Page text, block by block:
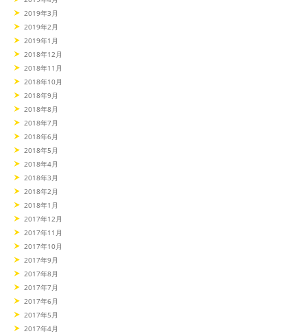
2019年3月
2019年2月
2019年1月
2018年12月
2018年11月
2018年10月
2018年9月
2018年8月
2018年7月
2018年6月
2018年5月
2018年4月
2018年3月
2018年2月
2018年1月
2017年12月
2017年11月
2017年10月
2017年9月
2017年8月
2017年7月
2017年6月
2017年5月
2017年4月